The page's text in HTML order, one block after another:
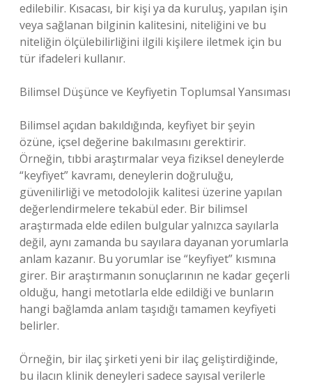
edilebilir. Kısacası, bir kişi ya da kuruluş, yapılan işin
veya sağlanan bilginin kalitesini, niteliğini ve bu
niteliğin ölçülebilirliğini ilgili kişilere iletmek için bu
tür ifadeleri kullanır.
Bilimsel Düşünce ve Keyfiyetin Toplumsal Yansıması
Bilimsel açıdan bakıldığında, keyfiyet bir şeyin
özüne, içsel değerine bakılmasını gerektirir.
Örneğin, tıbbi araştırmalar veya fiziksel deneylerde
“keyfiyet” kavramı, deneylerin doğruluğu,
güvenilirliği ve metodolojik kalitesi üzerine yapılan
değerlendirmelere tekabül eder. Bir bilimsel
araştırmada elde edilen bulgular yalnızca sayılarla
değil, aynı zamanda bu sayılara dayanan yorumlarla
anlam kazanır. Bu yorumlar ise “keyfiyet” kısmına
girer. Bir araştırmanın sonuçlarının ne kadar geçerli
olduğu, hangi metotlarla elde edildiği ve bunların
hangi bağlamda anlam taşıdığı tamamen keyfiyeti
belirler.
Örneğin, bir ilaç şirketi yeni bir ilaç geliştirdiğinde,
bu ilacın klinik deneyleri sadece sayısal verilerle